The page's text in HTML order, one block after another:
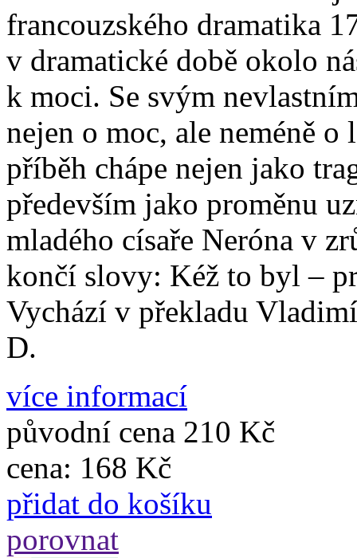
francouzského dramatika
v dramatické době okolo
k moci. Se svým
nejen o moc, ale neméně
příběh chápe nejen jako
především jako proměnu
mladého císaře Neróna v
končí slovy: Kéž to byl –
Vychází v překladu
D.
více informací
původní cena 210 Kč
cena: 168 Kč
přidat do košíku
porovnat